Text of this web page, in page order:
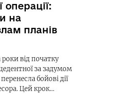
на
планів
від початку
за задумом
бойові дії
Цей крок…